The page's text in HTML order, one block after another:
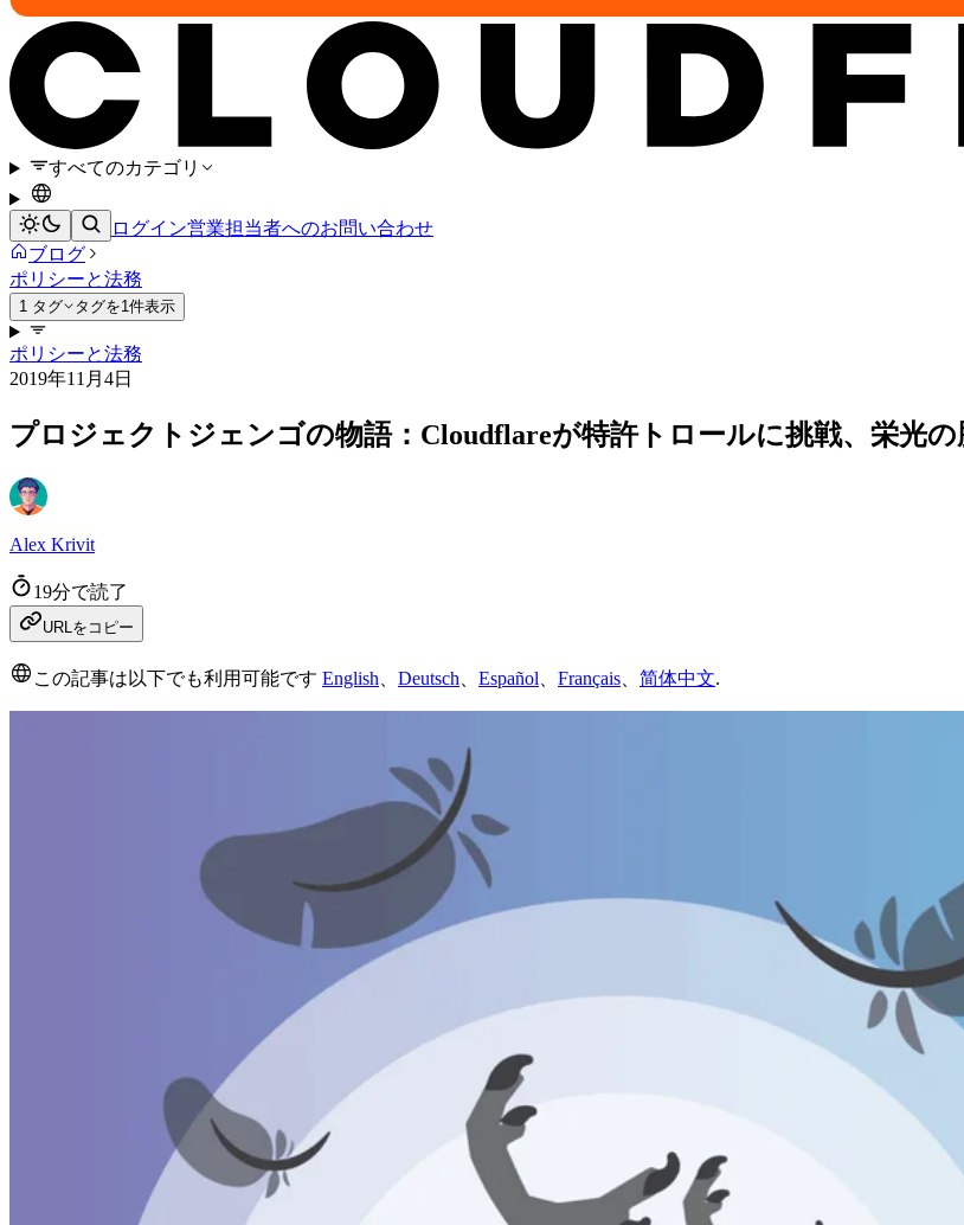
すべてのカテゴリ
ログイン営業担当者へのお問い合わせ
ブログ
ポリシーと法務
1 タグ タグを1件表示
ポリシーと法務
2019年11月4日
プロジェクトジェンゴの物語：Cloudflareが特許トロールに挑戦、栄光の
Alex Krivit
19分で読了
URLをコピー
この記事は以下でも利用可能です English Deutsch Español Français 简体中文.